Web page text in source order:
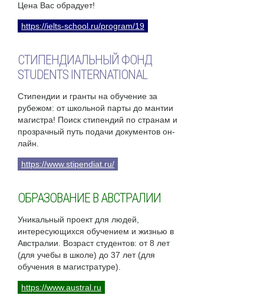
Цена Вас обрадует!
https://ielts-school.ru/program/19
СТИПЕНДИАЛЬНЫЙ ФОНД
STUDENTS INTERNATIONAL
Стипендии и гранты на обучение за
рубежом: от школьной парты до мантии
магистра! Поиск стипендий по странам и
прозрачный путь подачи документов он-
лайн.
https://www.stipendiat.ru/
ОБРАЗОВАНИЕ В АВСТРАЛИИ
Уникальный проект для людей,
интересующихся обучением и жизнью в
Австралии. Возраст студентов: от 8 лет
(для учебы в школе) до 37 лет (для
обучения в магистратуре).
https://www.austral.ru